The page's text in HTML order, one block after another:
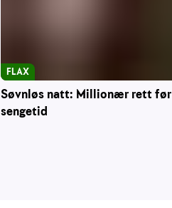
Søvnløs natt: Millionær rett før
sengetid
FLAX